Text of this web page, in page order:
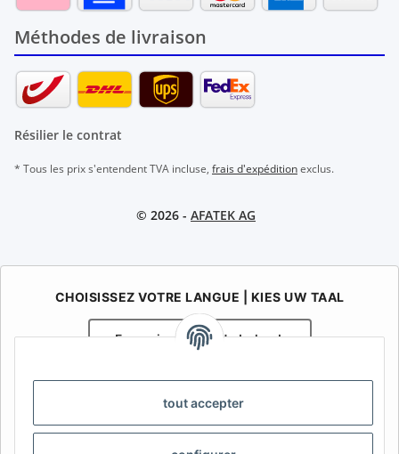
tout accepter
Méthodes de livraison
Résilier le contrat
* Tous les prix s'entendent TVA incluse, frais d'expéditionexclus.
© 2026 - AFATEK AG
CHOISISSEZ VOTRE LANGUE | KIES UW TAAL
Français Nederlands
Votre spécialiste en pièces détachées pour remorques | Uw
specialist in onderdelen voor aanhangwagens
info@afatek.com